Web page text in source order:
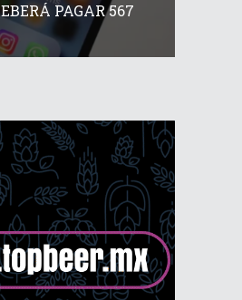
PAGAR 567